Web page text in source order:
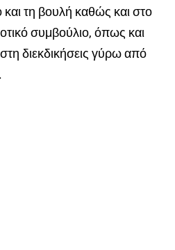
τη βουλή καθώς και στο
συμβούλιο, όπως και
διεκδικήσεις γύρω από